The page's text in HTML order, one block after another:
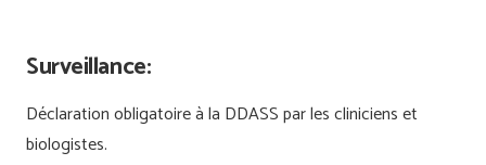
Surveillance:
Déclaration obligatoire à la DDASS par les cliniciens et
biologistes.